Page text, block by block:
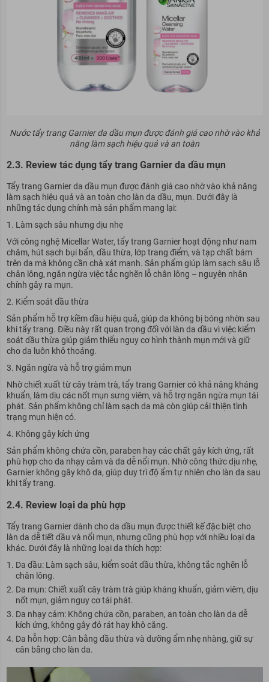
Nước tẩy trang Garnier da dầu mụn được đánh giá cao nhờ vào khả
năng làm sạch hiệu quả và an toàn
2.3. Review tác dụng tẩy trang Garnier da dầu mụn
Tẩy trang Garnier da dầu mụn được đánh giá cao nhờ vào khả năng
làm sạch hiệu quả và an toàn cho làn da dầu, mụn. Dưới đây là
những tác dụng chính mà sản phẩm mang lại:
Làm sạch sâu nhưng dịu nhẹ
Với công nghệ Micellar Water, tẩy trang Garnier hoạt động như nam
châm, hút sạch bụi bẩn, dầu thừa, lớp trang điểm, và tạp chất bám
trên da mà không cần chà xát mạnh. Sản phẩm giúp làm sạch sâu lỗ
chân lông, ngăn ngừa việc tắc nghẽn lỗ chân lông – nguyên nhân
chính gây ra mụn.
Kiểm soát dầu thừa
Sản phẩm hỗ trợ kiềm dầu hiệu quả, giúp da không bị bóng nhờn sau
khi tẩy trang. Điều này rất quan trọng đối với làn da dầu vì việc kiểm
soát dầu thừa giúp giảm thiểu nguy cơ hình thành mụn mới và giữ
cho da luôn khô thoáng.
Ngăn ngừa và hỗ trợ giảm mụn
Nhờ chiết xuất từ cây tràm trà, tẩy trang Garnier có khả năng kháng
khuẩn, làm dịu các nốt mụn sưng viêm, và hỗ trợ ngăn ngừa mụn tái
phát. Sản phẩm không chỉ làm sạch da mà còn giúp cải thiện tình
trạng mụn hiện có.
Không gây kích ứng
Sản phẩm không chứa cồn, paraben hay các chất gây kích ứng, rất
phù hợp cho da nhạy cảm và da dễ nổi mụn. Nhờ công thức dịu nhẹ,
Garnier không gây khô da, giúp duy trì độ ẩm tự nhiên cho làn da sau
khi tẩy trang.
2.4. Review loại da phù hợp
Tẩy trang Garnier dành cho da dầu mụn được thiết kế đặc biệt cho
làn da dễ tiết dầu và nổi mụn, nhưng cũng phù hợp với nhiều loại da
khác. Dưới đây là những loại da thích hợp:
Da dầu: Làm sạch sâu, kiểm soát dầu thừa, không tắc nghẽn lỗ
chân lông.
Da mụn: Chiết xuất cây tràm trà giúp kháng khuẩn, giảm viêm, dịu
nốt mụn, giảm nguy cơ tái phát.
Da nhạy cảm: Không chứa cồn, paraben, an toàn cho làn da dễ
kích ứng, không gây đỏ rát hay khô căng.
Da hỗn hợp: Cân bằng dầu thừa và dưỡng ẩm nhẹ nhàng, giữ sự
cân bằng cho làn da.